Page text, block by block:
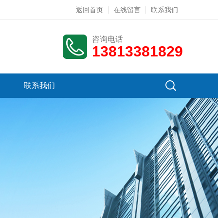
返回首页 在线留言 联系我们
咨询电话
13813381829
联系我们